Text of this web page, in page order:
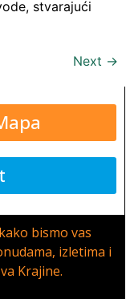
stvarajući
Next →
bismo vas
izletima i
Krajine.